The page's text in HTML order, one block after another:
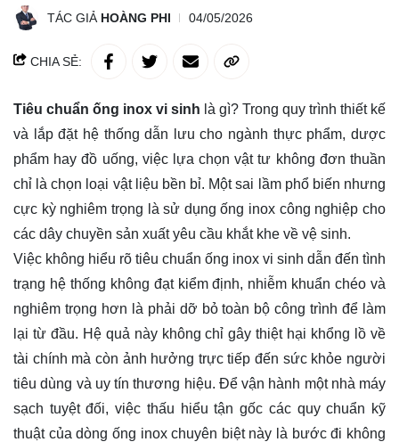
TÁC GIẢ HOÀNG PHI 04/05/2026
CHIA SẺ:
Tiêu chuẩn ống inox vi sinh là gì? Trong quy trình thiết kế
và lắp đặt hệ thống dẫn lưu cho ngành thực phẩm, dược
phẩm hay đồ uống, việc lựa chọn vật tư không đơn thuần
chỉ là chọn loại vật liệu bền bỉ. Một sai lầm phổ biến nhưng
cực kỳ nghiêm trọng là sử dụng ống inox công nghiệp cho
các dây chuyền sản xuất yêu cầu khắt khe về vệ sinh.
Việc không hiểu rõ tiêu chuẩn ống inox vi sinh dẫn đến tình
trạng hệ thống không đạt kiểm định, nhiễm khuẩn chéo và
nghiêm trọng hơn là phải dỡ bỏ toàn bộ công trình để làm
lại từ đầu. Hệ quả này không chỉ gây thiệt hại khổng lồ về
tài chính mà còn ảnh hưởng trực tiếp đến sức khỏe người
tiêu dùng và uy tín thương hiệu. Để vận hành một nhà máy
sạch tuyệt đối, việc thấu hiểu tận gốc các quy chuẩn kỹ
thuật của dòng ống inox chuyên biệt này là bước đi không